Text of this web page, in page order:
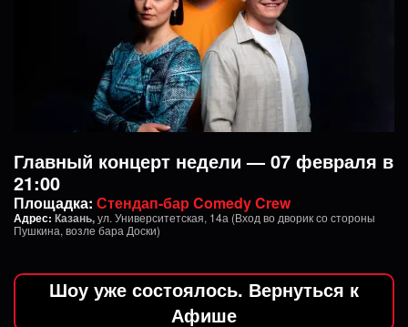
Главный концерт недели — 07 февраля в
21:00
Площадка: Стендап-бар Comedy Crew
Адрес: Казань,ул. Университетская, 14а (Вход во дворик со стороны
Пушкина, возле бара Доски)
Шоу уже состоялось. Вернуться к
Афише